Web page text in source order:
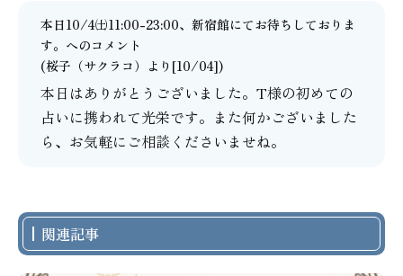
本日10/4㈯11:00-23:00、新宿館にてお待ちしておりま
す。 へのコメント
(桜子（サクラコ） より[10/04])
本日はありがとうございました。T様の初めての
占いに携われて光栄です。また何かございました
ら、お気軽にご相談くださいませね。
関連記事